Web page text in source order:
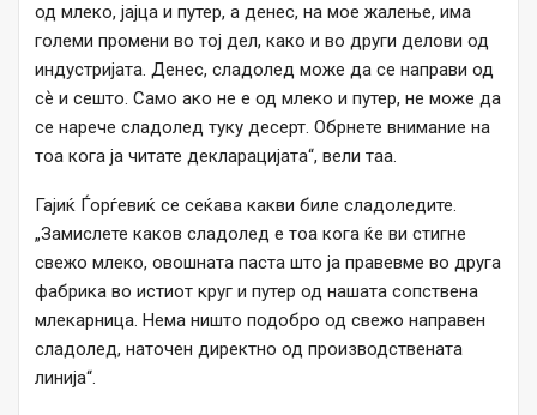
од млеко, јајца и путер, а денес, на мое жалење, има
големи промени во тој дел, како и во други делови од
индустријата. Денес, сладолед може да се направи од
сѐ и сешто. Само ако не е од млеко и путер, не може да
се нарече сладолед туку десерт. Обрнете внимание на
тоа кога ја читате декларацијата“, вели таа.
Гајиќ Ѓорѓевиќ се сеќава какви биле сладоледите.
„Замислете каков сладолед е тоа кога ќе ви стигне
свежо млеко, овошната паста што ја правевме во друга
фабрика во истиот круг и путер од нашата сопствена
млекарница. Нема ништо подобро од свежо направен
сладолед, наточен директно од производствената
линија“.